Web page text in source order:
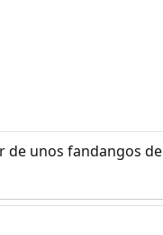
de unos fandangos